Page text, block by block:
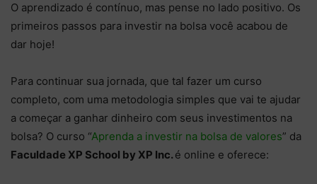
O aprendizado é contínuo, mas pense no lado positivo. Os
primeiros passos para investir na bolsa você acabou de
dar hoje!
Para continuar sua jornada, que tal fazer um curso
completo, com uma metodologia simples que vai te ajudar
a começar a ganhar dinheiro com seus investimentos na
bolsa? O curso “Aprenda a investir na bolsa de valores” da
Faculdade XP School by XP Inc. é online e oferece: